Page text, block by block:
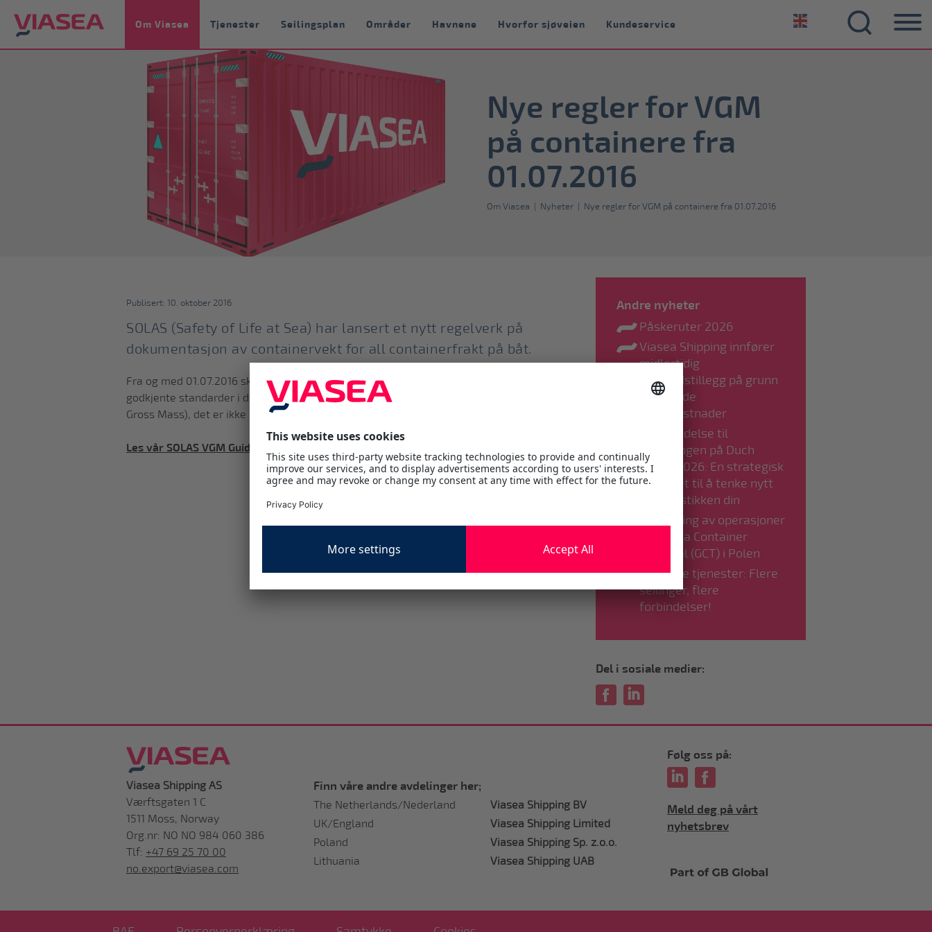
Om Viasea Tjenester Seilingsplan Områder Havnene Hvorfor sjøveien Kundeservice
Nye regler for VGM
på containere fra
01.07.2016
Om Viasea | Nyheter | Nye regler for VGM på containere fra 01.07.2016
Publisert: 10. oktober 2016
SOLAS (Safety of Life at Sea) har lansert et nytt regelverk på
dokumentasjon av containervekt for all containerfrakt på båt.
Fra og med 01.07.2016 skal alle containere, inklusivt alt innhold veies i henhold til
godkjente standarder i det enkelte land. Vekten skal være bekreftet (VGM - Verified
Gross Mass), det er ikke lenger mulig å estimere vekten.
Les vår SOLAS VGM Guide her
Andre nyheter
Påskeruter 2026
Viasea Shipping innfører
midlertidig
kostnadstillegg på grunn
av økende
driftskostnader
Forberedelse til
veiprisingen på Duch
Road i 2026: En strategisk
mulighet til å tenke nytt
om logistikken din
Overføring av operasjoner
til Gdynia Container
Terminal (GCT) i Polen
Utvidede tjenester: Flere
seilinger, flere
forbindelser!
Del i sosiale medier:
Viasea Shipping AS
Værftsgaten 1 C
1511 Moss, Norway
Org.nr: NO NO 984 060 386
Tlf: +47 69 25 70 00
no.export@viasea.com
Finn våre andre avdelinger her;
The Netherlands/Nederland
Viasea Shipping BV
UK/England
Viasea Shipping Limited
Poland
Viasea Shipping Sp. z.o.o.
Lithuania
Viasea Shipping UAB
Følg oss på:
Meld deg på vårt
nyhetsbrev